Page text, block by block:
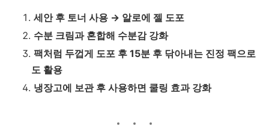
세안 후 토너 사용 → 알로에 젤 도포
수분 크림과 혼합해 수분감 강화
팩처럼 두껍게 도포 후 15분 후 닦아내는 진정 팩으로
도 활용
냉장고에 보관 후 사용하면 쿨링 효과 강화